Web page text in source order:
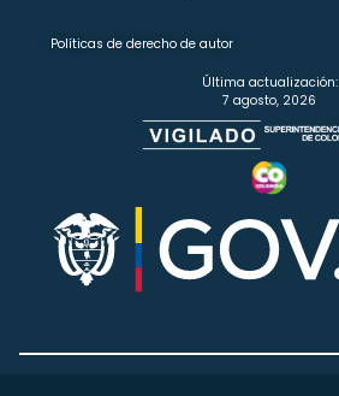
Políticas de derecho de autor
Última actualización:
7 agosto, 2026